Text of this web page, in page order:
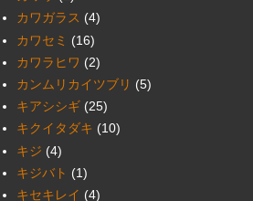
カワガラス (4)
カワセミ (16)
カワラヒワ (2)
カンムリカイツブリ (5)
キアシシギ (25)
キクイタダキ (10)
キジ (4)
キジバト (1)
キセキレイ (4)